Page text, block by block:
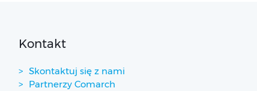
Kontakt
Skontaktuj się z nami
Partnerzy Comarch